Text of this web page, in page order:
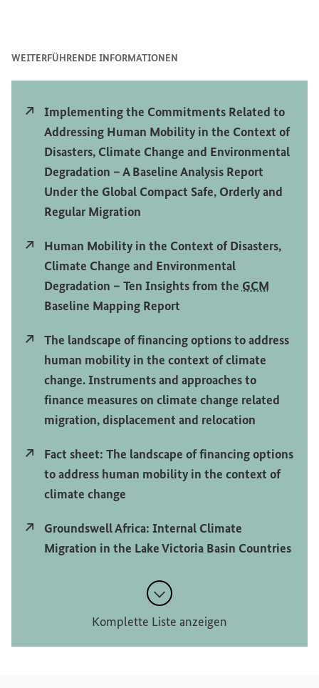
WEITERFÜHRENDE INFORMATIONEN
Implementing the Commitments Related to
Addressing Human Mobility in the Context of
Disasters, Climate Change and Environmental
Degradation – A Baseline Analysis Report
Under the Global Compact Safe, Orderly and
Regular Migration
Externer Link
Human Mobility in the Context of Disasters,
Climate Change and Environmental
Degradation – Ten Insights from the GCM
Baseline Mapping Report
Externer Link
The landscape of financing options to address
human mobility in the context of climate
change. Instruments and approaches to
finance measures on climate change related
migration, displacement and relocation
Externer Link
Fact sheet: The landscape of financing options
to address human mobility in the context of
climate change
Externer Link
Groundswell Africa: Internal Climate
Migration in the Lake Victoria Basin Countries
Externer Link
Komplette Liste anzeigen